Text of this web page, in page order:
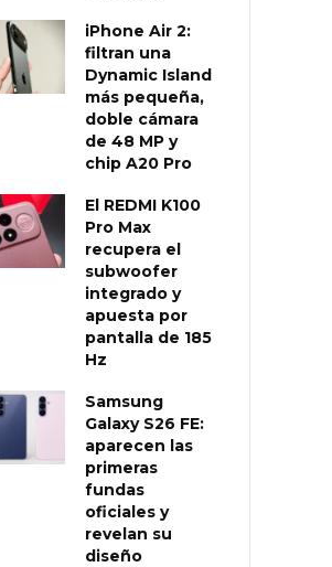
iPhone Air 2:
filtran una
Dynamic Island
más pequeña,
doble cámara
de 48 MP y
chip A20 Pro
El REDMI K100
Pro Max
recupera el
subwoofer
integrado y
apuesta por
pantalla de 185
Hz
Samsung
Galaxy S26 FE:
aparecen las
primeras
fundas
oficiales y
revelan su
diseño